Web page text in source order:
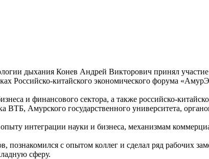
дыхания Конев Андрей Викторович принял
Российско-китайского экономического форума
и финансового сектора, а также российско-
Амурского государственного университета,
интеграции науки и бизнеса, механизмам
с опытом коллег и сделал ряд рабочих
сферу.